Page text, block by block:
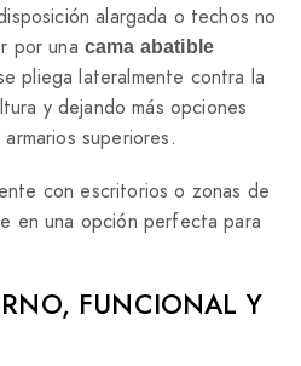
alargada o techos no
por una cama abatible
pliega lateralmente contra la
y dejando más opciones
superiores.
con escritorios o zonas de
en una opción perfecta para
FUNCIONAL Y